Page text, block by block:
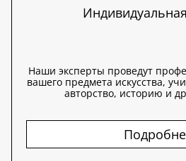
Наши эксперты проведут
вашего предмета искусства,
авторство, историю и